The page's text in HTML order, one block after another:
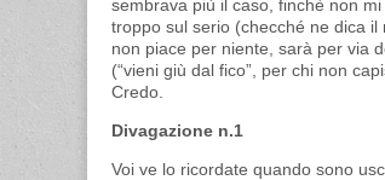
sembrava più il caso, finchè non
troppo sul serio (checché ne dica
non piace per niente, sarà per via
(“vieni giù dal fico”, per chi non
Credo.
Divagazione n.1
Voi ve lo ricordate quando sono